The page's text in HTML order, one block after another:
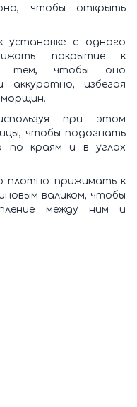
чтобы открыть
установке с одного
покрытие к
тем, чтобы оно
аккуратно, избегая
морщин.
при этом
чтобы подогнать
по краям и в углах
плотно прижимать к
валиком, чтобы
между ним и